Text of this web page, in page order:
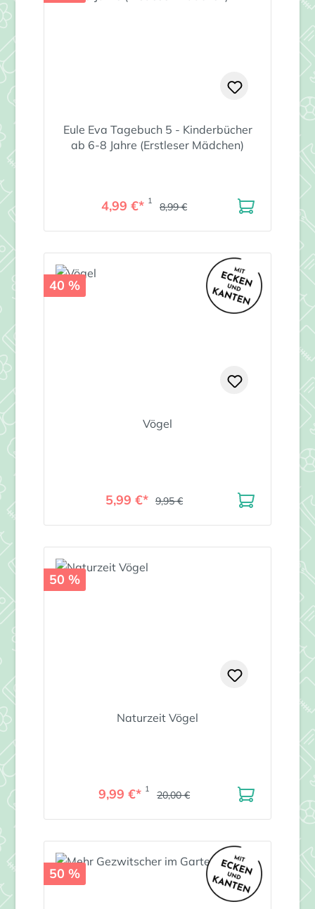
Eule Eva Tagebuch 5 - Kinderbücher
ab 6-8 Jahre (Erstleser Mädchen)
4,99 €* 1 8,99 €
40 %
Vögel
5,99 €* 9,95 €
50 %
Naturzeit Vögel
9,99 €* 1 20,00 €
50 %